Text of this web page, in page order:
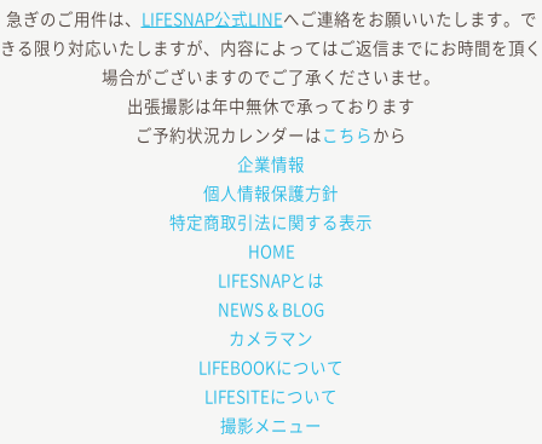
急ぎのご用件は、
LIFESNAP公式LINEへご連絡をお願いいたします。で
きる限り対応いたしますが、内容によってはご返信までにお時間を頂く
場合がございますのでご了承くださいませ。
出張撮影は年中無休で承っております
ご予約状況カレンダーは こちら から
企業情報
個人情報保護方針
特定商取引法に関する表示
HOME
LIFESNAPとは
NEWS & BLOG
カメラマン
LIFEBOOKについて
LIFESITEについて
撮影メニュー